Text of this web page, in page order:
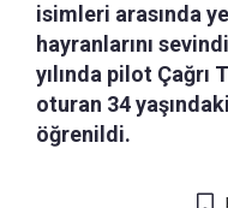
isimleri arasında
hayranlarını
yılında pilot Çağrı
oturan 34
öğrenildi.